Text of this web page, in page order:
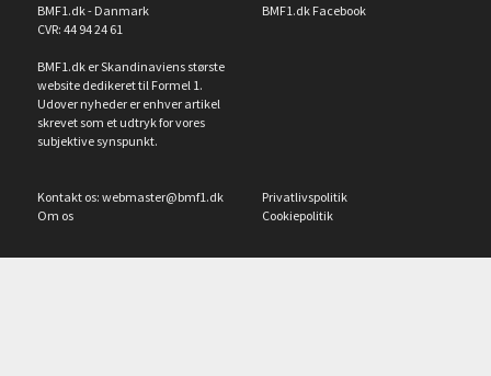
BMF1.dk - Danmark
CVR: 44 94 24 61
BMF1.dk er Skandinaviens største
website dedikeret til Formel 1.
Udover nyheder er enhver artikel
skrevet som et udtryk for vores
subjektive synspunkt.
BMF1.dk Facebook
Kontakt os: webmaster@bmf1.dk
Om os
Privatlivspolitik
Cookiepolitik